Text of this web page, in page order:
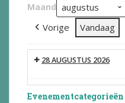
Maand
Vorige Vandaag
28 AUGUSTUS 2026
Evenementcategorieën